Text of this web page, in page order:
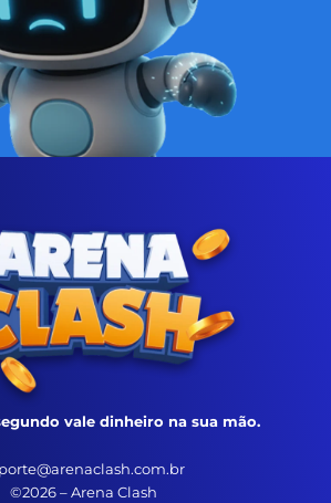
vale dinheiro na sua mão.
©2026 – Arena Clash